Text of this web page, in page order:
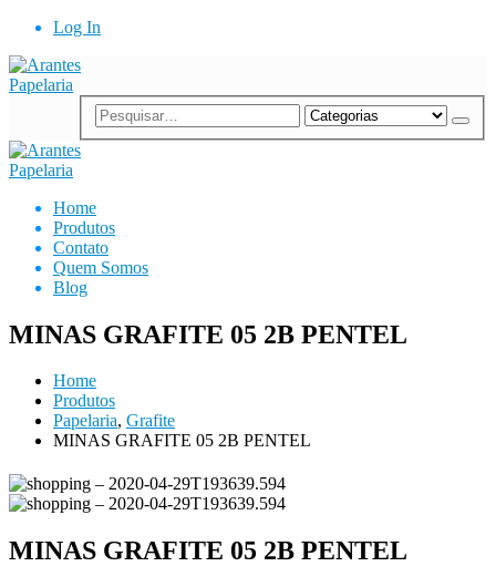
Log In
Home
Produtos
Contato
Quem Somos
Blog
MINAS GRAFITE 05 2B PENTEL
Home
Produtos
Papelaria, Grafite
MINAS GRAFITE 05 2B PENTEL
MINAS GRAFITE 05 2B PENTEL